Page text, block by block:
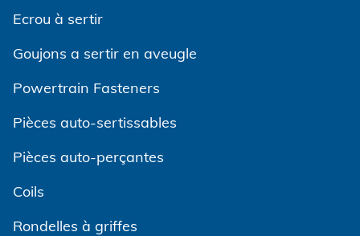
Ecrou à sertir
Goujons a sertir en aveugle
Powertrain Fasteners
Pièces auto-sertissables
Pièces auto-perçantes
Coils
Rondelles à griffes